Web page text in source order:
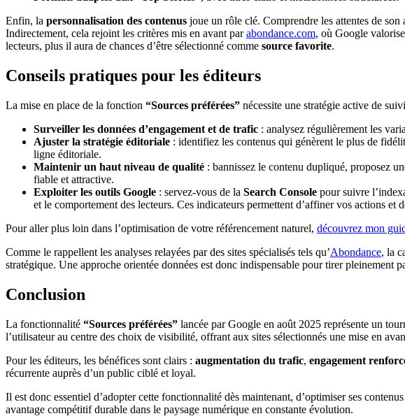
Enfin, la personnalisation des contenus joue un rôle clé. Comprendre les attentes de
Indirectement, cela rejoint les critères mis en avant parabondance.com, où Google
lecteurs, plus il aura de chances d’être sélectionné comme source favorite.
Conseils pratiques pour les éditeurs
La mise en place de la fonction “Sources préférées” nécessite une stratégie active de
Surveiller les données d’engagement et de trafic : analysez régulièrement les
Ajuster la stratégie éditoriale : identifiez les contenus qui génèrent le plus de
ligne éditoriale.
Maintenir un haut niveau de qualité : bannissez le contenu dupliqué, proposez
fiable et attractive.
Exploiter les outils Google : servez-vous de la Search Console pour suivre
et le comportement des lecteurs. Ces indicateurs permettent d’affiner vos actions et
Pour aller plus loin dans l’optimisation de votre référencement naturel, découvrez mon
Comme le rappellent les analyses relayées par des sites spécialisés tels qu’Abondance, la
stratégique. Une approche orientée données est donc indispensable pour tirer pleinement
Conclusion
La fonctionnalité “Sources préférées” lancée par Google en août 2025 représente un
l’utilisateur au centre des choix de visibilité, offrant aux sites sélectionnés une mise en
Pour les éditeurs, les bénéfices sont clairs : augmentation du trafic, engagement
récurrente auprès d’un public ciblé et loyal.
Il est donc essentiel d’adopter cette fonctionnalité dès maintenant, d’optimiser ses
avantage compétitif durable dans le paysage numérique en constante évolution.